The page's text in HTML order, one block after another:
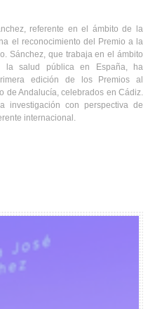
referente en el ámbito de la
el reconocimiento del Premio a la
Sánchez, que trabaja en el ámbito
salud pública en España, ha
edición de los Premios al
de Andalucía, celebrados en Cádiz.
investigación con perspectiva de
internacional.